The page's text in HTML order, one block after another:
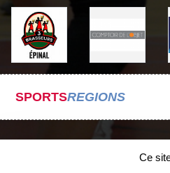
SPORTSREGIONS
Ce